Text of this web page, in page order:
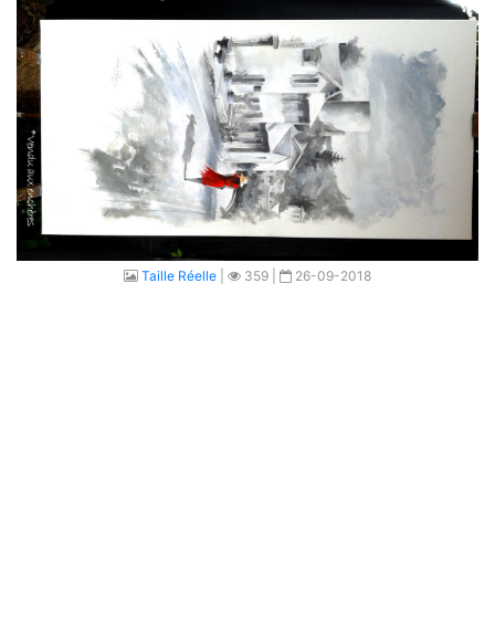
Taille Réelle 359 | 26-09-2018